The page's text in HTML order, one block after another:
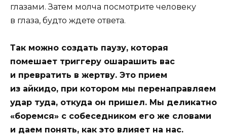
глазами. Затем молча посмотрите человеку
в глаза, будто ждете ответа.
Так можно создать паузу, которая
помешает триггеру ошарашить вас
и превратить в жертву. Это прием
из айкидо, при котором мы перенаправляем
удар туда, откуда он пришел. Мы деликатно
«боремся» с собеседником его же словами
и даем понять, как это влияет на нас.